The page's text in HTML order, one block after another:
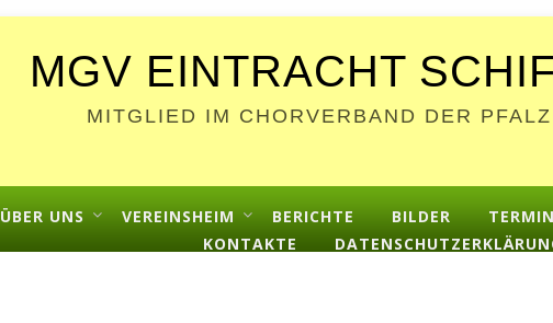
MGV EINTRACHT
MITGLIED IM CHORVERBAND DER
ÜBER UNS VEREINSHEIM BERICHTE BILDER
KONTAKTE